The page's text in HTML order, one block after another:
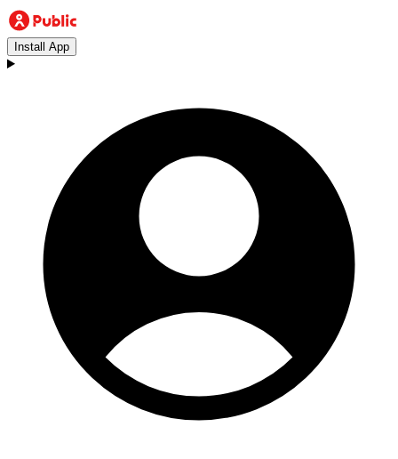
Install App